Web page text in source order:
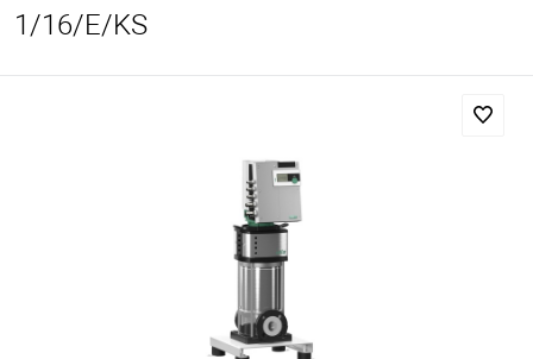
1/16/E/KS